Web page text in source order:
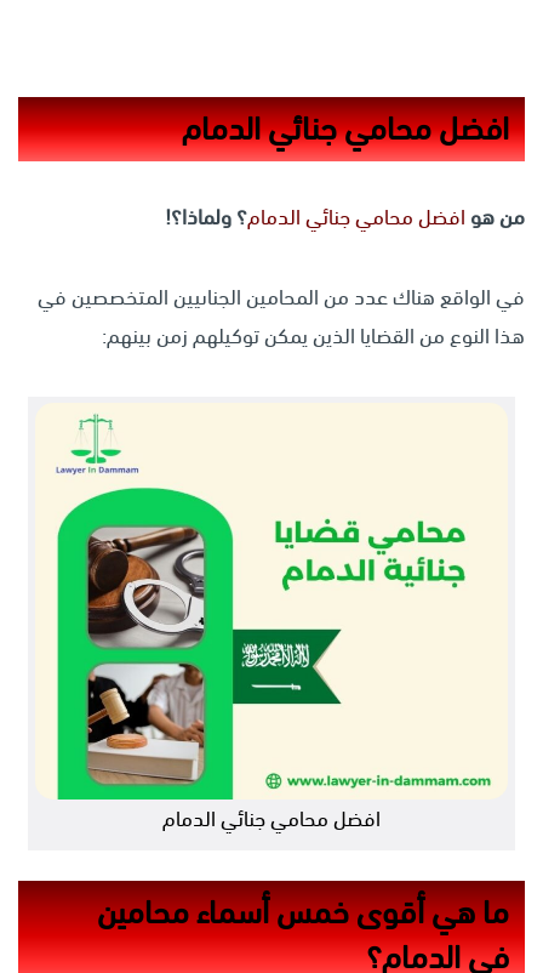
افضل محامي جنائي الدمام
من هو افضل محامي جنائي الدمام؟ ولماذا؟!
في الواقع هناك عدد من المحامين الجناىيين المتخصصين في
هذا النوع من القضايا الذين يمكن توكيلهم زمن بينهم:
افضل محامي جنائي الدمام
ما هي أقوى خمس أسماء محامين
في الدمام؟